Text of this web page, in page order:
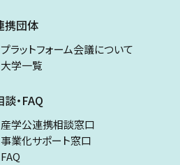
携団体
プラットフォーム会議について
大学一覧
談・FAQ
産学公連携相談窓口
事業化サポート窓口
FAQ